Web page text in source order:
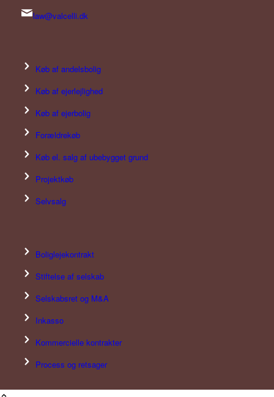
law@valcelli.dk
Køb af andelsbolig
Køb af ejerlejlighed
Køb af ejerbolig
Forældrekøb
Køb el. salg af ubebygget grund
Projektkøb
Selvsalg
Boliglejekontrakt
Stiftelse af selskab
Selskabsret og M&A
Inkasso
Kommercielle kontrakter
Process og retsager